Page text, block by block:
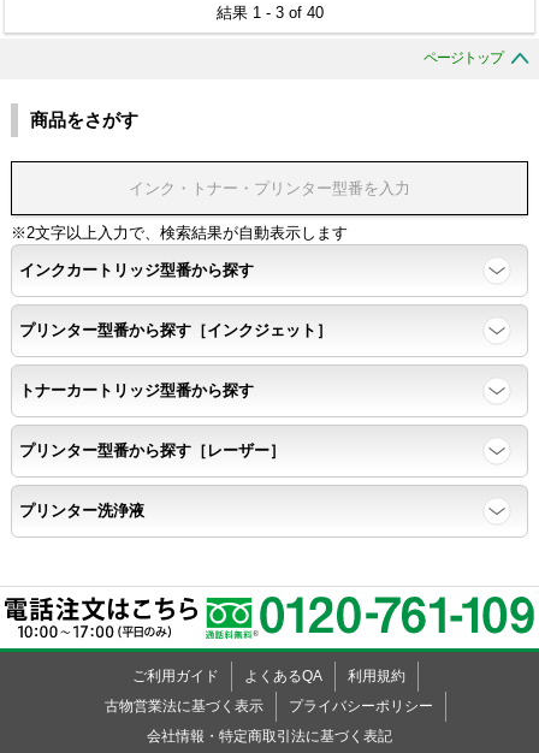
結果 1 - 3 of 40
ページトップ
商品をさがす
※2文字以上入力で、検索結果が自動表示します
インクカートリッジ型番から探す
プリンター型番から探す［インクジェット］
トナーカートリッジ型番から探す
プリンター型番から探す［レーザー］
プリンター洗浄液
ご利用ガイド よくあるQA
利用規約
古物営業法に基づく表示
プライバシーポリシー
会社情報・特定商取引法に基づく表記